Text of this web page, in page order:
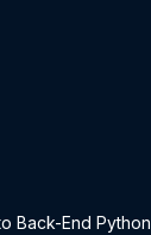
Back-End Python